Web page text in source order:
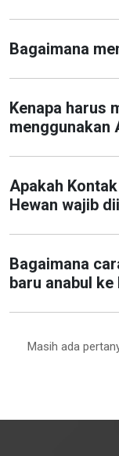
Bagaimana
Kenapa harus
menggunakan
Apakah
Hewan wajib
Bagaimana
baru anabul
Masih ada